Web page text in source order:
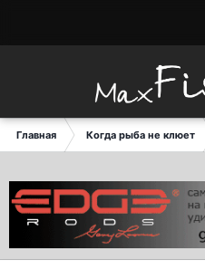
Главная Когда рыба не клюет